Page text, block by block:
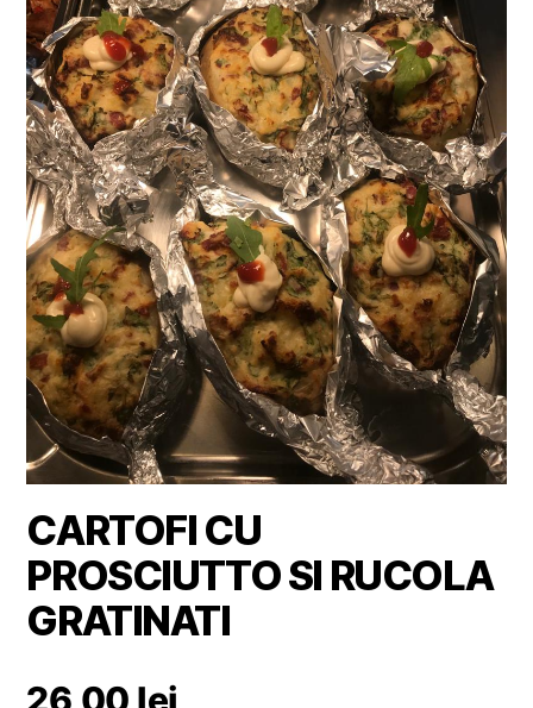
CARTOFI CU
PROSCIUTTO SI RUCOLA
GRATINATI
26,00 lei